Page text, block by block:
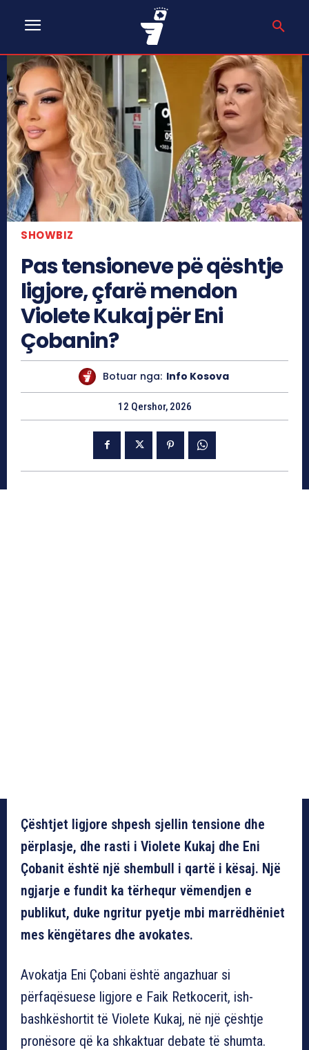
SHOWBIZ
Pas tensioneve pë qështje
ligjore, çfarë mendon
Violete Kukaj për Eni
Çobanin?
Botuar nga: Info Kosova
12 Qershor, 2026
Çështjet ligjore shpesh sjellin tensione dhe
përplasje, dhe rasti i Violete Kukaj dhe Eni
Çobanit është një shembull i qartë i kësaj. Një
ngjarje e fundit ka tërhequr vëmendjen e
publikut, duke ngritur pyetje mbi marrëdhëniet
mes këngëtares dhe avokates.
Avokatja Eni Çobani është angazhuar si
përfaqësuese ligjore e Faik Retkocerit, ish-
bashkëshortit të Violete Kukaj, në një çështje
pronësore që ka shkaktuar debate të shumta.